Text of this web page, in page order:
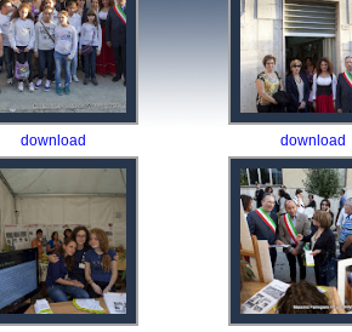
download download